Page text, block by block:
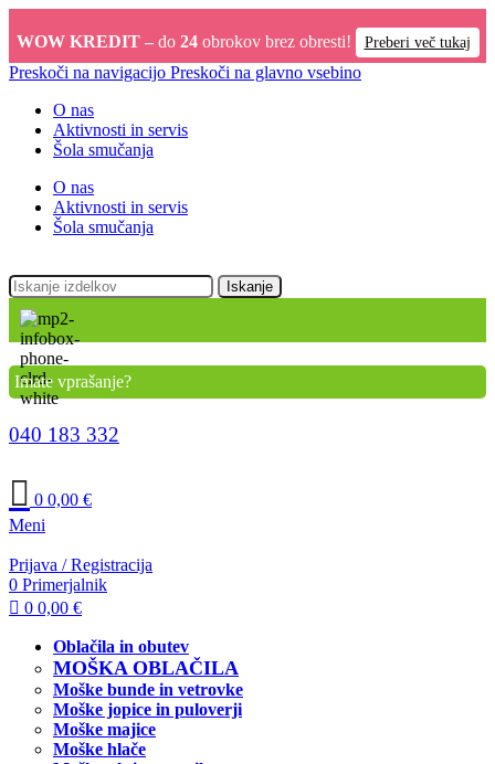
WOW KREDIT – do 24obrokov brez obresti! Preberi več tukaj
Preskoči na navigacijo Preskoči na glavno vsebino
O nas
Aktivnosti in servis
Šola smučanja
O nas
Aktivnosti in servis
Šola smučanja
Iskanje
Imate vprašanje?
040 183 332
0 0,00 €
Meni
Prijava / Registracija
0 Primerjalnik
0 0,00 €
Oblačila in obutev
MOŠKA OBLAČILA
Moške bunde in vetrovke
Moške jopice in puloverji
Moške majice
Moške hlače